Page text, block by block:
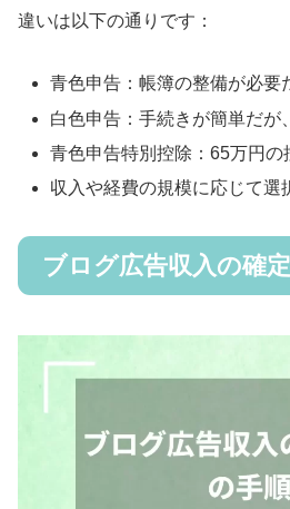
違いは以下の通りです：
青色申告：帳簿の整備が必要
白色申告：手続きが簡単だが
青色申告特別控除：65万円の
収入や経費の規模に応じて選
ブログ広告収入の確